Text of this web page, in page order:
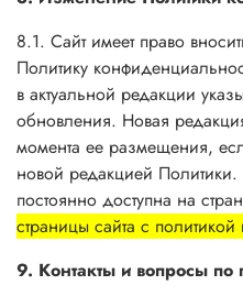
8.1. Сайт имеет право
Политику
в актуальной редакции
обновления. Новая
момента ее размещения,
новой редакцией
постоянно доступна на
страницы сайта с
9. Контакты и вопросы